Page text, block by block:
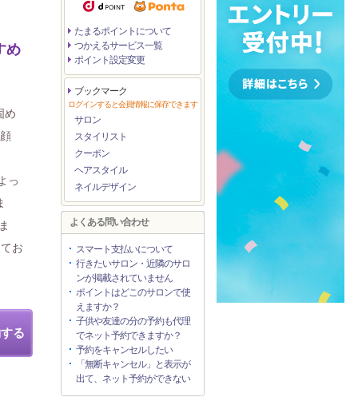
め
め
っ
お
る
たまるポイントについて
つかえるサービス一覧
ポイント設定変更
ブックマーク
ログインすると会員情報に保存できます
サロン
スタイリスト
クーポン
ヘアスタイル
ネイルデザイン
よくある問い合わせ
スマート支払いについて
行きたいサロン・近隣のサロ
ンが掲載されていません
ポイントはどこのサロンで使
えますか？
子供や友達の分の予約も代理
でネット予約できますか？
予約をキャンセルしたい
「無断キャンセル」と表示が
出て、ネット予約ができない